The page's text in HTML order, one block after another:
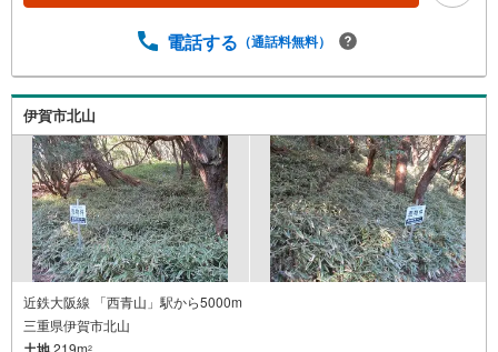
電話する （通話料無料）
伊賀市北山
近鉄大阪線 「西青山」駅から5000m
三重県伊賀市北山
219m2